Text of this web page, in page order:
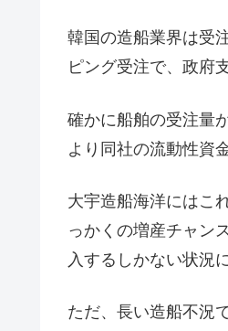
韓国の造船業界は受
ピング受注で、政府
確かに船舶の受注量
より同社の流動性資
大宇造船海洋にはこ
っかくの増産チャン
入するしかない状況
ただ、長い造船不況